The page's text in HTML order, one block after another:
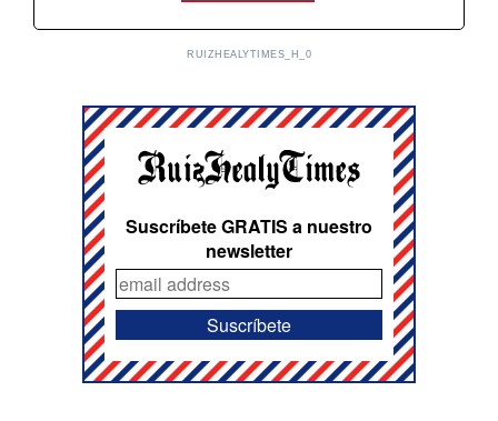
RUIZHEALYTIMES_H_0
Suscríbete GRATIS a nuestro
newsletter